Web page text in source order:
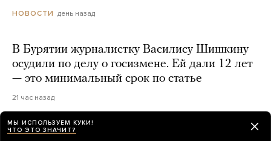
НОВОСТИ день назад
В Бурятии журналистку Василису Шишкину
осудили по делу о госизмене. Ей дали 12 лет
— это минимальный срок по статье
21 час назад
77 срочников погибли на границе Курской
МЫ ИСПОЛЬЗУЕМ КУКИ!
ЧТО ЭТО ЗНАЧИТ?